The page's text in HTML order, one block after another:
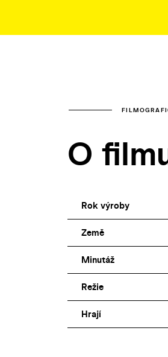
O
Rok výroby
Země
Minutáž
Režie
Hrají